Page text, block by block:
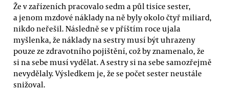
Že v zařízeních pracovalo sedm a půl tisíce sester,
a jenom mzdové náklady na ně byly okolo čtyř miliard,
nikdo neřešil. Následně se v příštím roce ujala
myšlenka, že náklady na sestry musí být uhrazeny
pouze ze zdravotního pojištění, což by znamenalo, že
si na sebe musí vydělat. A sestry si na sebe samozřejmě
nevydělaly. Výsledkem je, že se počet sester neustále
snižoval.